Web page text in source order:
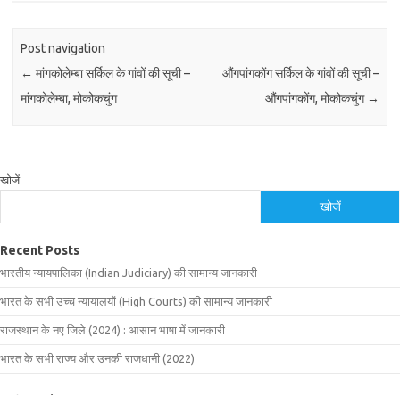
Post navigation
← मांगकोलेम्बा सर्किल के गांवों की सूची –
मांगकोलेम्बा, मोकोकचुंग
औंगपांगकोंग सर्किल के गांवों की सूची –
औंगपांगकोंग, मोकोकचुंग →
खोजें
खोजें
Recent Posts
भारतीय न्यायपालिका (Indian Judiciary) की सामान्य जानकारी
भारत के सभी उच्च न्यायालयों (High Courts) की सामान्य जानकारी
राजस्थान के नए जिले (2024) : आसान भाषा में जानकारी
भारत के सभी राज्य और उनकी राजधानी (2022)